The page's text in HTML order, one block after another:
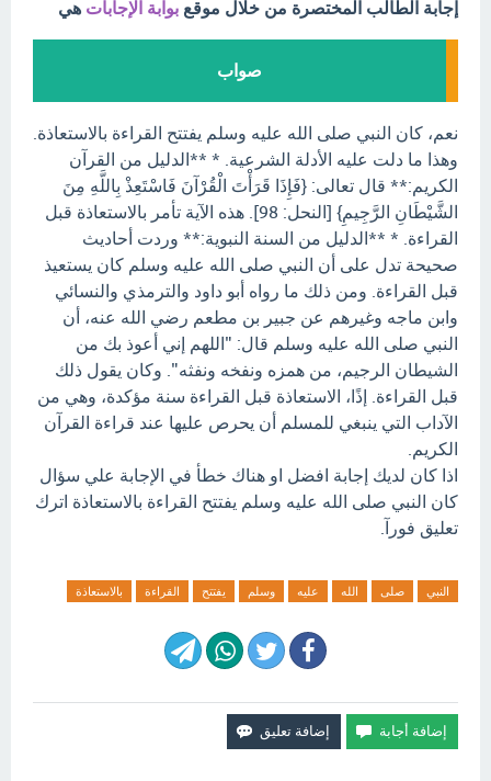
إجابة الطالب المختصرة من خلال موقع بوابة الإجابات هي
صواب
نعم، كان النبي صلى الله عليه وسلم يفتتح القراءة بالاستعاذة.
وهذا ما دلت عليه الأدلة الشرعية. * **الدليل من القرآن
الكريم:** قال تعالى: {فَإِذَا قَرَأْتَ الْقُرْآنَ فَاسْتَعِذْ بِاللَّهِ مِنَ
الشَّيْطَانِ الرَّجِيمِ} [النحل: 98]. هذه الآية تأمر بالاستعاذة قبل
القراءة. * **الدليل من السنة النبوية:** وردت أحاديث
صحيحة تدل على أن النبي صلى الله عليه وسلم كان يستعيذ
قبل القراءة. ومن ذلك ما رواه أبو داود والترمذي والنسائي
وابن ماجه وغيرهم عن جبير بن مطعم رضي الله عنه، أن
النبي صلى الله عليه وسلم قال: "اللهم إني أعوذ بك من
الشيطان الرجيم، من همزه ونفخه ونفثه". وكان يقول ذلك
قبل القراءة. إذًا، الاستعاذة قبل القراءة سنة مؤكدة، وهي من
الآداب التي ينبغي للمسلم أن يحرص عليها عند قراءة القرآن
الكريم.
اذا كان لديك إجابة افضل او هناك خطأ في الإجابة علي سؤال
كان النبي صلى الله عليه وسلم يفتتح القراءة بالاستعاذة اترك
تعليق فورآ.
النبي صلى الله عليه وسلم يفتتح القراءة بالاستعاذة